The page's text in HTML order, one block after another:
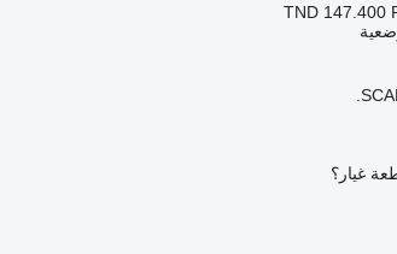
TND 147.400
غيار؟